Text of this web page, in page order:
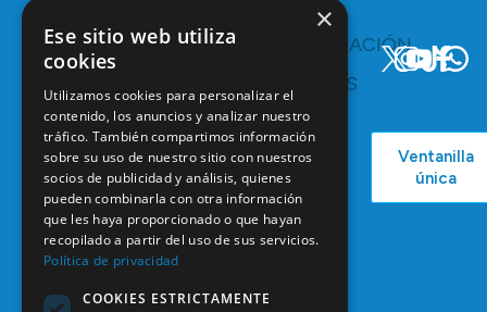
C/ Mauricio
Legendre,
28046
Madrid
91 561 29 05
informacion@coem.org.es
TE
Ventajas
Bolsa de
Empleo
Formación
Continuada
Tablón de
COMUNICACIÓN
RECURSOS
Campañas
COEM
Podcast
Actualidad
Ventanilla
única
×
Ese sitio web utiliza
cookies
Utilizamos cookies para personalizar el
contenido, los anuncios y analizar nuestro
tráfico. También compartimos información
sobre su uso de nuestro sitio con nuestros
socios de publicidad y análisis, quienes
pueden combinarla con otra información
que les haya proporcionado o que hayan
recopilado a partir del uso de sus servicios.
Política de privacidad
COOKIES ESTRICTAMENTE